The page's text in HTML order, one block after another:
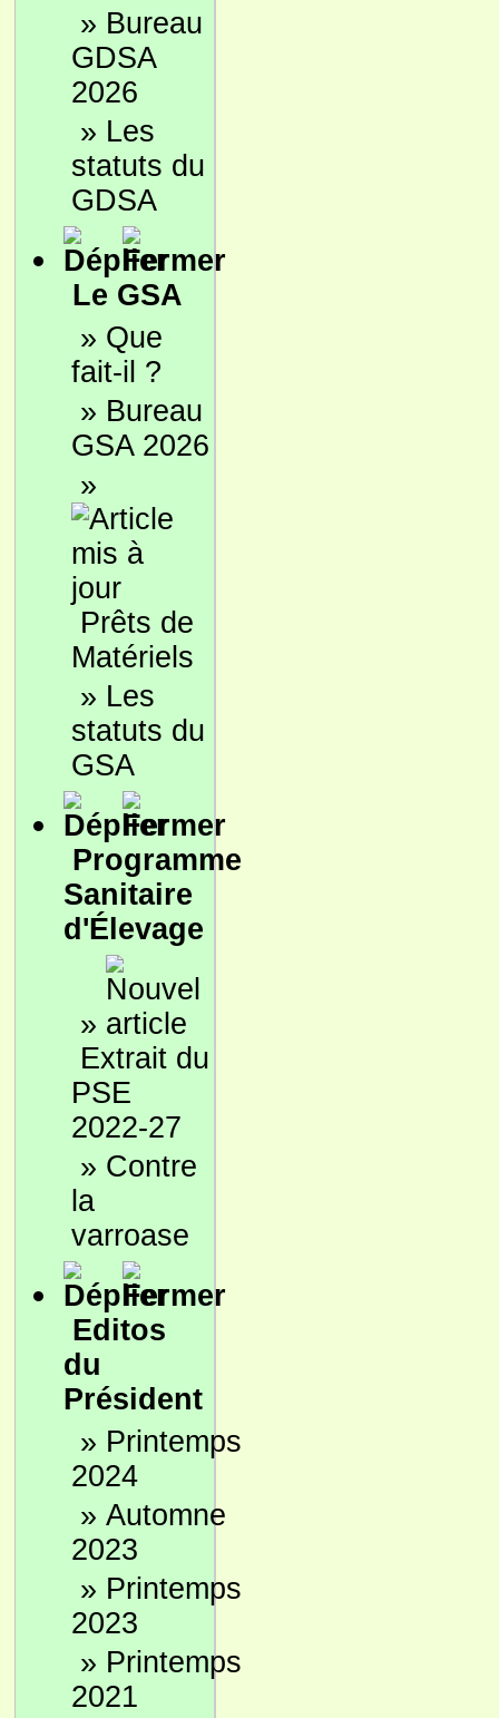
» Bureau
GDSA
2026
» Les
statuts du
GDSA
Le GSA
» Que
fait-il ?
» Bureau
GSA 2026
»
Prêts de
Matériels
» Les
statuts du
GSA
Programme
Sanitaire
d'Élevage
»
Extrait du
PSE
2022-27
» Contre
la
varroase
Editos
du
Président
» Printemps
2024
» Automne
2023
» Printemps
2023
» Printemps
2021